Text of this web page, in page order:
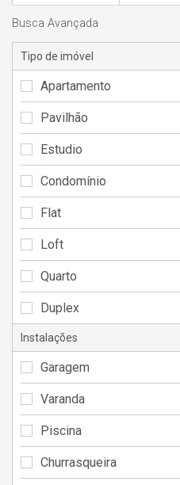
Busca Avançada
Tipo de imóvel
Apartamento
Pavilhão
Estudio
Condomínio
Flat
Loft
Quarto
Duplex
Instalações
Garagem
Varanda
Piscina
Churrasqueira